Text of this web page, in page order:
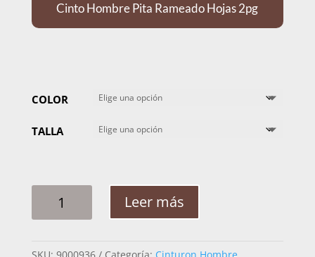
Cinto Hombre Pita Rameado Hojas 2pg
COLOR
TALLA
HOMBRE
Leer más